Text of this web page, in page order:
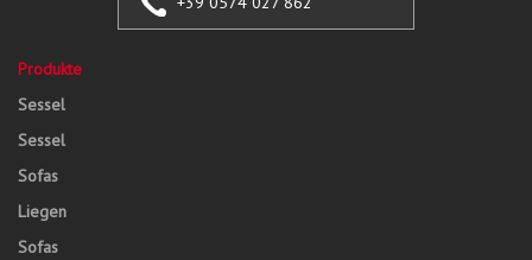
Produkte
Sessel
Sessel
Sofas
Liegen
Sofas